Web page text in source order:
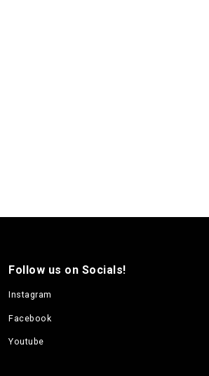
Follow us on Socials!
Instagram
Facebook
Youtube